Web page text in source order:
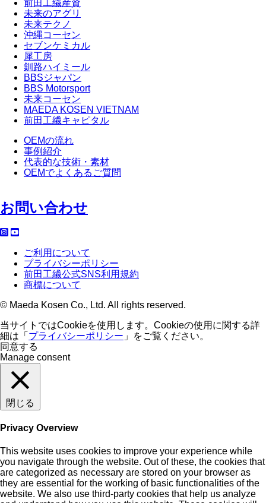
前田工繊産資
未来のアグリ
未来テクノ
沖縄コーセン
セブンケミカル
犀工房
釧路ハイミール
BBSジャパン
BBS Motorsport
未来コーセン
MAEDA KOSEN VIETNAM
前田工繊キャピタル
OEMの流れ
事例紹介
代表的な技術・素材
OEMでよくあるご質問
お問い合わせ
ご利用について
プライバシーポリシー
前田工繊公式SNS利用規約
商標について
© Maeda Kosen Co., Ltd. All rights reserved.
当サイトではCookieを使用します。Cookieの使用に関する詳
細は「 プライバシーポリシー 」をご覧ください。
同意する
Manage consent
閉じる
Privacy Overview
This website uses cookies to improve your experience while
you navigate through the website. Out of these, the cookies that
are categorized as necessary are stored on your browser as
they are essential for the working of basic functionalities of the
website. We also use third-party cookies that help us analyze